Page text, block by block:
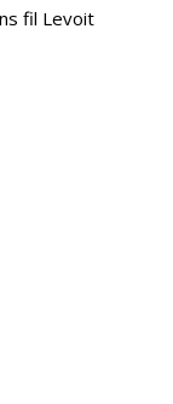
fil Levoit